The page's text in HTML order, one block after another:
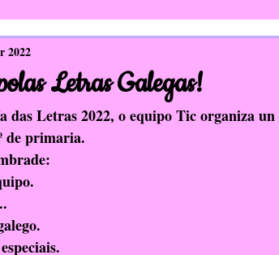
Corentena COVID-19
Biblioteca TIC EAEC
Letras Galegas!
2022
das Letras 2022, o equipo Tic organiza
de primaria.